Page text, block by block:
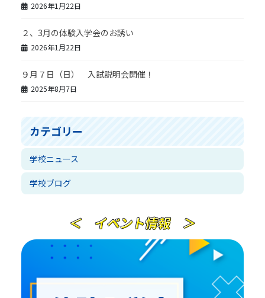
2026年1月22日
２、3月の体験入学会のお誘い
2026年1月22日
９月７日（日） 入試説明会開催！
2025年8月7日
カテゴリー
学校ニュース
学校ブログ